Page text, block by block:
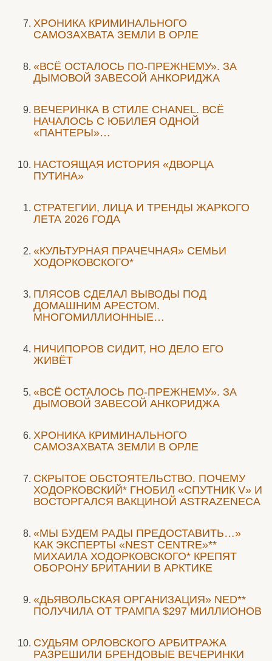
ХРОНИКА КРИМИНАЛЬНОГО
САМОЗАХВАТА ЗЕМЛИ В ОРЛЕ
«ВСЁ ОСТАЛОСЬ ПО-ПРЕЖНЕМУ». ЗА
ДЫМОВОЙ ЗАВЕСОЙ АНКОРИДЖА
ВЕЧЕРИНКА В СТИЛЕ СHANEL. ВСЁ
НАЧАЛОСЬ С ЮБИЛЕЯ ОДНОЙ
«ПАНТЕРЫ»…
НАСТОЯЩАЯ ИСТОРИЯ «ДВОРЦА
ПУТИНА»
СТРАТЕГИИ, ЛИЦА И ТРЕНДЫ ЖАРКОГО
ЛЕТА 2026 ГОДА
«КУЛЬТУРНАЯ ПРАЧЕЧНАЯ» СЕМЬИ
ХОДОРКОВСКОГО*
ПЛЯСОВ СДЕЛАЛ ВЫВОДЫ ПОД
ДОМАШНИМ АРЕСТОМ.
МНОГОМИЛЛИОННЫЕ…
НИЧИПОРОВ СИДИТ, НО ДЕЛО ЕГО
ЖИВЁТ
«ВСЁ ОСТАЛОСЬ ПО-ПРЕЖНЕМУ». ЗА
ДЫМОВОЙ ЗАВЕСОЙ АНКОРИДЖА
ХРОНИКА КРИМИНАЛЬНОГО
САМОЗАХВАТА ЗЕМЛИ В ОРЛЕ
СКРЫТОЕ ОБСТОЯТЕЛЬСТВО. ПОЧЕМУ
ХОДОРКОВСКИЙ* ГНОБИЛ «СПУТНИК V» И
ВОСТОРГАЛСЯ ВАКЦИНОЙ ASTRAZENECA
«МЫ БУДЕМ РАДЫ ПРЕДОСТАВИТЬ…»
КАК ЭКСПЕРТЫ «NEST CENTRE»**
МИХАИЛА ХОДОРКОВСКОГО* КРЕПЯТ
ОБОРОНУ БРИТАНИИ В АРКТИКЕ
«ДЬЯВОЛЬСКАЯ ОРГАНИЗАЦИЯ» NED**
ПОЛУЧИЛА ОТ ТРАМПА $297 МИЛЛИОНОВ
CУДЬЯМ ОРЛОВСКОГО АРБИТРАЖА
РАЗРЕШИЛИ БРЕНДОВЫЕ ВЕЧЕРИНКИ